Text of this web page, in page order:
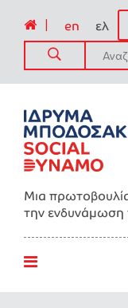
en ελ
Μια
την ενδυνάμωση